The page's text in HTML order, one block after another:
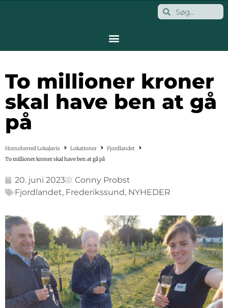
To millioner kroner
skal have ben at gå
på
Hornsherred Lokalavis Lokationer
Fjordlandet
To millioner kroner skal have ben at gå på
20. juni 2023
Conny Probst
Fjordlandet, Frederikssund, NYHEDER